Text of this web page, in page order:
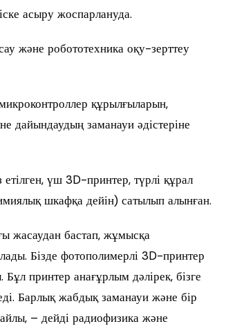
асыру жоспарлануда.
және робототехника оқу-зерттеу
құрылғыларын,
дайындаудың заманауи әдістеріне
үш 3D-принтер, түрлі құрал
шкафқа дейін) сатылып алынған.
жасаудан бастап, жұмысқа
Бізде фотополимерлі 3D-принтер
принтер анағұрлым дәлірек, бізге
Барлық жабдық заманауи және бір
– дейді радиофизика және